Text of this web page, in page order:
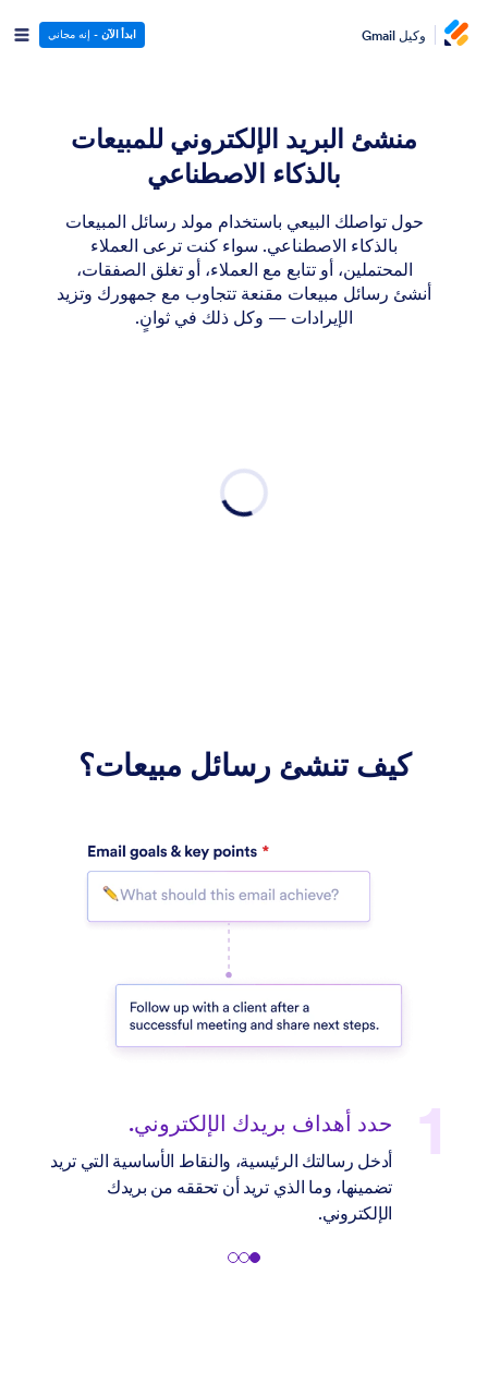
وكيل Gmail ابدأ الآن - إنه مجاني
منشئ البريد الإلكتروني للمبيعات
بالذكاء الاصطناعي
حول تواصلك البيعي باستخدام مولد رسائل المبيعات
بالذكاء الاصطناعي. سواء كنت ترعى العملاء
المحتملين، أو تتابع مع العملاء، أو تغلق الصفقات،
أنشئ رسائل مبيعات مقنعة تتجاوب مع جمهورك وتزيد
الإيرادات — وكل ذلك في ثوانٍ.
كيف تنشئ رسائل مبيعات؟
خصص إعداداتك.
اختر لغتك المفضلة، ونبرة الحديث (رسمية أو غير
رسمية)، ومستوى التحفيز، وطول الرسالة.